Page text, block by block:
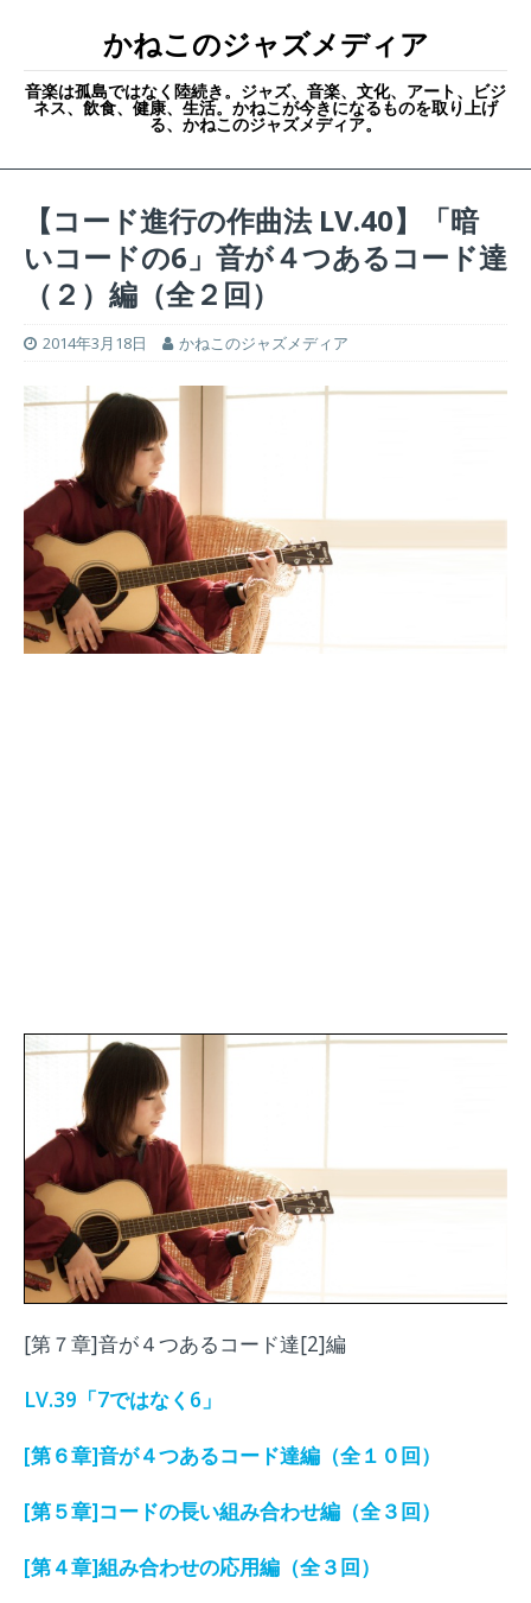
かねこのジャズメディア
音楽は孤島ではなく陸続き。ジャズ、音楽、文化、アート、ビジ
ネス、飲食、健康、生活。かねこが今きになるものを取り上げ
る、かねこのジャズメディア。
【コード進行の作曲法 LV.40】「暗
いコードの6」音が４つあるコード達
（２）編（全２回）
2014年3月18日 かねこのジャズメディア
[第７章]音が４つあるコード達[2]編
LV.39「7ではなく6」
[第６章]音が４つあるコード達編（全１０回）
[第５章]コードの長い組み合わせ編（全３回）
[第４章]組み合わせの応用編（全３回）